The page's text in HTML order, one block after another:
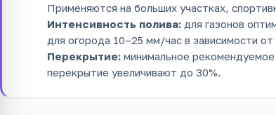
Применяются на больших участках,
Интенсивность полива: для газонов
для огорода 10–25 мм/час в зависимости
Перекрытие: минимальное
перекрытие увеличивают до 30%.